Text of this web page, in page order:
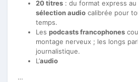
20 titres : du format express
sélection audio calibrée pour
temps.
Les podcasts francophones
montage nerveux ; les longs
journalistique.
L’audio
…